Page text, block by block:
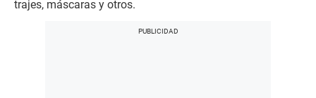
trajes, máscaras y otros.